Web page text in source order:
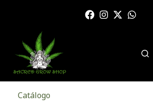
Catálogo